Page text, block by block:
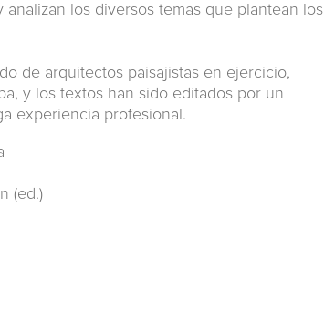
los diversos temas que plantean los
de arquitectos paisajistas en ejercicio,
y los textos han sido editados por un
experiencia profesional.
(ed.)